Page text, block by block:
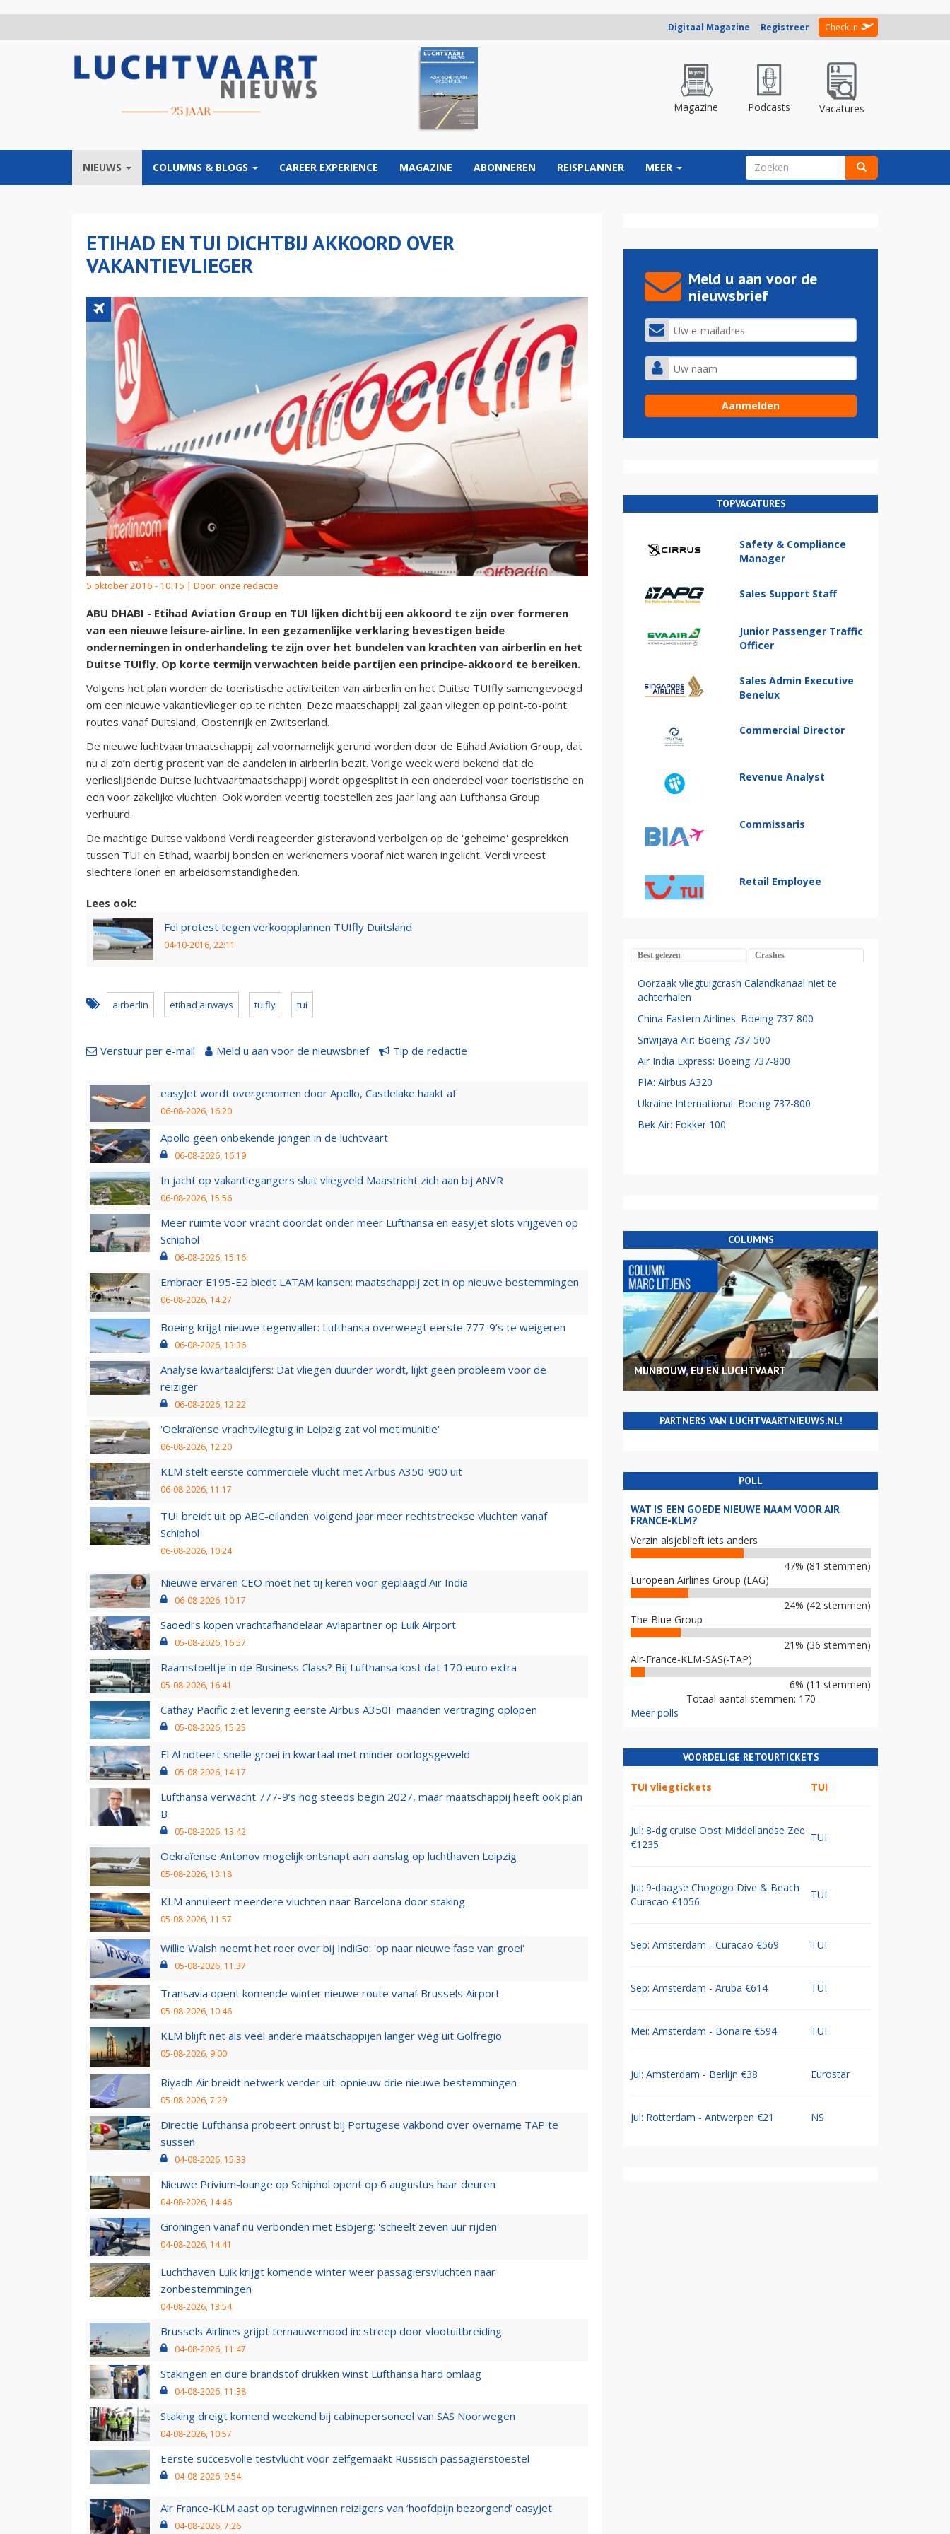
Digitaal Magazine Registreer Check in
Magazine Podcasts Vacatures
NIEUWS COLUMNS & BLOGS CAREER EXPERIENCE MAGAZINE ABONNEREN REISPLANNER MEER ZOEKVELD
ETIHAD EN TUI DICHTBIJ AKKOORD OVER
VAKANTIEVLIEGER
5 oktober 2016 - 10:15 | Door: onze redactie
ABU DHABI - Etihad Aviation Group en TUI lijken dichtbij een akkoord te zijn over formeren
van een nieuwe leisure-airline. In een gezamenlijke verklaring bevestigen beide
ondernemingen in onderhandeling te zijn over het bundelen van krachten van airberlin en het
Duitse TUIfly. Op korte termijn verwachten beide partijen een principe-akkoord te bereiken.
Volgens het plan worden de toeristische activiteiten van airberlin en het Duitse TUIfly samengevoegd
om een nieuwe vakantievlieger op te richten. Deze maatschappij zal gaan vliegen op point-to-point
routes vanaf Duitsland, Oostenrijk en Zwitserland.
De nieuwe luchtvaartmaatschappij zal voornamelijk gerund worden door de Etihad Aviation Group, dat
nu al zo’n dertig procent van de aandelen in airberlin bezit. Vorige week werd bekend dat de
verlieslijdende Duitse luchtvaartmaatschappij wordt opgesplitst in een onderdeel voor toeristische en
een voor zakelijke vluchten. Ook worden veertig toestellen zes jaar lang aan Lufthansa Group
verhuurd.
De machtige Duitse vakbond Verdi reageerder gisteravond verbolgen op de 'geheime' gesprekken
tussen TUI en Etihad, waarbij bonden en werknemers vooraf niet waren ingelicht. Verdi vreest
slechtere lonen en arbeidsomstandigheden.
Lees ook:
Fel protest tegen verkoopplannen TUIfly Duitsland
04-10-2016, 22:11
airberlin etihad airways tuifly tui
Verstuur per e-mail Meld u aan voor de nieuwsbrief Tip de redactie
easyJet wordt overgenomen door Apollo, Castlelake haakt af
06-08-2026, 16:20
Apollo geen onbekende jongen in de luchtvaart
06-08-2026, 16:19
In jacht op vakantiegangers sluit vliegveld Maastricht zich aan bij ANVR
06-08-2026, 15:56
Meer ruimte voor vracht doordat onder meer Lufthansa en easyJet slots vrijgeven op
Schiphol
06-08-2026, 15:16
Embraer E195-E2 biedt LATAM kansen: maatschappij zet in op nieuwe bestemmingen
06-08-2026, 14:27
Boeing krijgt nieuwe tegenvaller: Lufthansa overweegt eerste 777-9’s te weigeren
06-08-2026, 13:36
Analyse kwartaalcijfers: Dat vliegen duurder wordt, lijkt geen probleem voor de
reiziger
06-08-2026, 12:22
'Oekraïense vrachtvliegtuig in Leipzig zat vol met munitie'
06-08-2026, 12:20
KLM stelt eerste commerciële vlucht met Airbus A350-900 uit
06-08-2026, 11:17
TUI breidt uit op ABC-eilanden: volgend jaar meer rechtstreekse vluchten vanaf
Schiphol
06-08-2026, 10:24
Nieuwe ervaren CEO moet het tij keren voor geplaagd Air India
06-08-2026, 10:17
Saoedi’s kopen vrachtafhandelaar Aviapartner op Luik Airport
05-08-2026, 16:57
Raamstoeltje in de Business Class? Bij Lufthansa kost dat 170 euro extra
05-08-2026, 16:41
Cathay Pacific ziet levering eerste Airbus A350F maanden vertraging oplopen
05-08-2026, 15:25
El Al noteert snelle groei in kwartaal met minder oorlogsgeweld
05-08-2026, 14:17
Lufthansa verwacht 777-9’s nog steeds begin 2027, maar maatschappij heeft ook plan
B
05-08-2026, 13:42
Oekraïense Antonov mogelijk ontsnapt aan aanslag op luchthaven Leipzig
05-08-2026, 13:18
KLM annuleert meerdere vluchten naar Barcelona door staking
05-08-2026, 11:57
Willie Walsh neemt het roer over bij IndiGo: 'op naar nieuwe fase van groei'
05-08-2026, 11:37
Transavia opent komende winter nieuwe route vanaf Brussels Airport
05-08-2026, 10:46
KLM blijft net als veel andere maatschappijen langer weg uit Golfregio
05-08-2026, 9:00
Riyadh Air breidt netwerk verder uit: opnieuw drie nieuwe bestemmingen
05-08-2026, 7:29
Directie Lufthansa probeert onrust bij Portugese vakbond over overname TAP te
sussen
04-08-2026, 15:33
Nieuwe Privium-lounge op Schiphol opent op 6 augustus haar deuren
04-08-2026, 14:46
Groningen vanaf nu verbonden met Esbjerg: 'scheelt zeven uur rijden'
04-08-2026, 14:41
Luchthaven Luik krijgt komende winter weer passagiersvluchten naar
zonbestemmingen
04-08-2026, 13:54
Brussels Airlines grijpt ternauwernood in: streep door vlootuitbreiding
04-08-2026, 11:47
Stakingen en dure brandstof drukken winst Lufthansa hard omlaag
04-08-2026, 11:38
Staking dreigt komend weekend bij cabinepersoneel van SAS Noorwegen
04-08-2026, 10:57
Eerste succesvolle testvlucht voor zelfgemaakt Russisch passagierstoestel
04-08-2026, 9:54
Air France-KLM aast op terugwinnen reizigers van ‘hoofdpijn bezorgend’ easyJet
04-08-2026, 7:26
Meld u aan voor de
nieuwsbrief
TOPVACATURES
Safety & Compliance
Manager
Sales Support Staff
Junior Passenger Traffic
Officer
Sales Admin Executive
Benelux
Commercial Director
Revenue Analyst
Commissaris
Retail Employee
Best gelezen Crashes
Oorzaak vliegtuigcrash Calandkanaal niet te
achterhalen
China Eastern Airlines: Boeing 737-800
Sriwijaya Air: Boeing 737-500
Air India Express: Boeing 737-800
PIA: Airbus A320
Ukraine International: Boeing 737-800
Bek Air: Fokker 100
COLUMNS
MIJNBOUW, EU EN LUCHTVAART
PARTNERS VAN LUCHTVAARTNIEUWS.NL!
POLL
WAT IS EEN GOEDE NIEUWE NAAM VOOR AIR
FRANCE-KLM?
Verzin alsjeblieft iets anders
47% (81 stemmen)
European Airlines Group (EAG)
24% (42 stemmen)
The Blue Group
21% (36 stemmen)
Air-France-KLM-SAS(-TAP)
6% (11 stemmen)
Totaal aantal stemmen: 170
Meer polls
VOORDELIGE RETOURTICKETS
TUI vliegtickets TUI
Jul: 8-dg cruise Oost Middellandse Zee
€1235
TUI
Jul: 9-daagse Chogogo Dive & Beach
Curacao €1056
TUI
Sep: Amsterdam - Curacao €569 TUI
Sep: Amsterdam - Aruba €614 TUI
Mei: Amsterdam - Bonaire €594 TUI
Jul: Amsterdam - Berlijn €38 Eurostar
Jul: Rotterdam - Antwerpen €21 NS